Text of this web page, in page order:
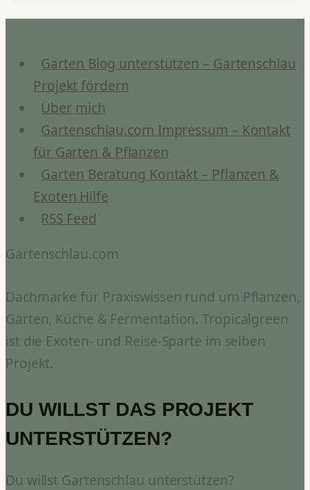
Garten Blog unterstützen – Gartenschlau
Projekt fördern
Über mich
Gartenschlau.com Impressum – Kontakt
für Garten & Pflanzen
Garten Beratung Kontakt – Pflanzen &
Exoten Hilfe
RSS Feed
Gartenschlau.com
Dachmarke für Praxiswissen rund um Pflanzen,
Garten, Küche & Fermentation. Tropicalgreen
ist die Exoten- und Reise-Sparte im selben
Projekt.
DU WILLST DAS PROJEKT
UNTERSTÜTZEN?
Du willst Gartenschlau unterstützen?